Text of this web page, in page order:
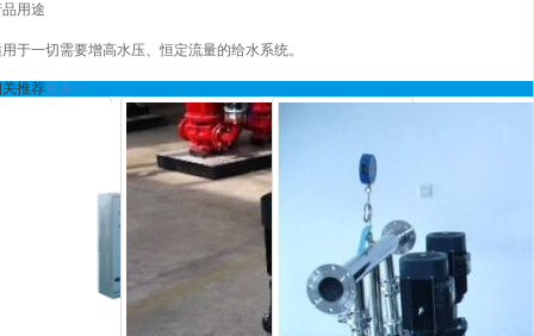
用途
于一切需要增高水压、恒定流量的给水系统。
推荐更多>>